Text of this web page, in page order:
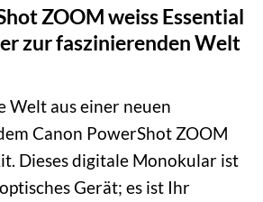
ZOOM weiss Essential
zur faszinierenden Welt
Welt aus einer neuen
Canon PowerShot ZOOM
Dieses digitale Monokular ist
Gerät; es ist Ihr